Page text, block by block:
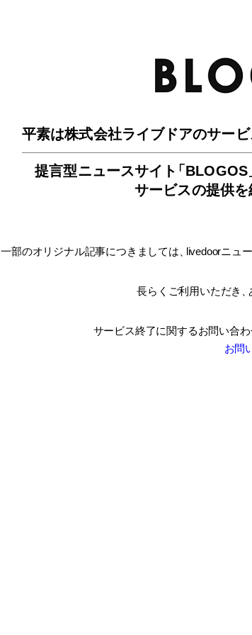
平素は株式会社ライブドアのサー
提言型ニュースサイ ト「BLOGOS
サービスの提供を
一部のオリジナル記事につきましては livedoorニュ
長らくご利用いただき
サービス終了に関するお問い合わ
お問